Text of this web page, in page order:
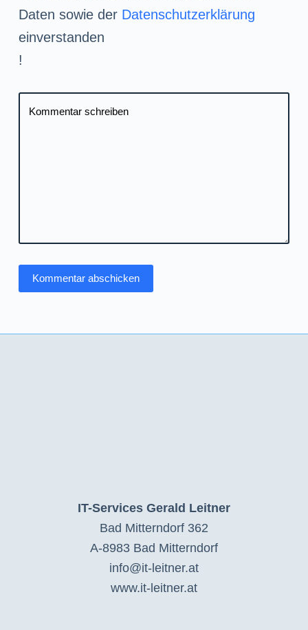
Daten sowie der Datenschutzerklärung
einverstanden
!
Kommentar schreiben
Kommentar abschicken
IT-Services Gerald Leitner
Bad Mitterndorf 362
A-8983 Bad Mitterndorf
info@it-leitner.at
www.it-leitner.at